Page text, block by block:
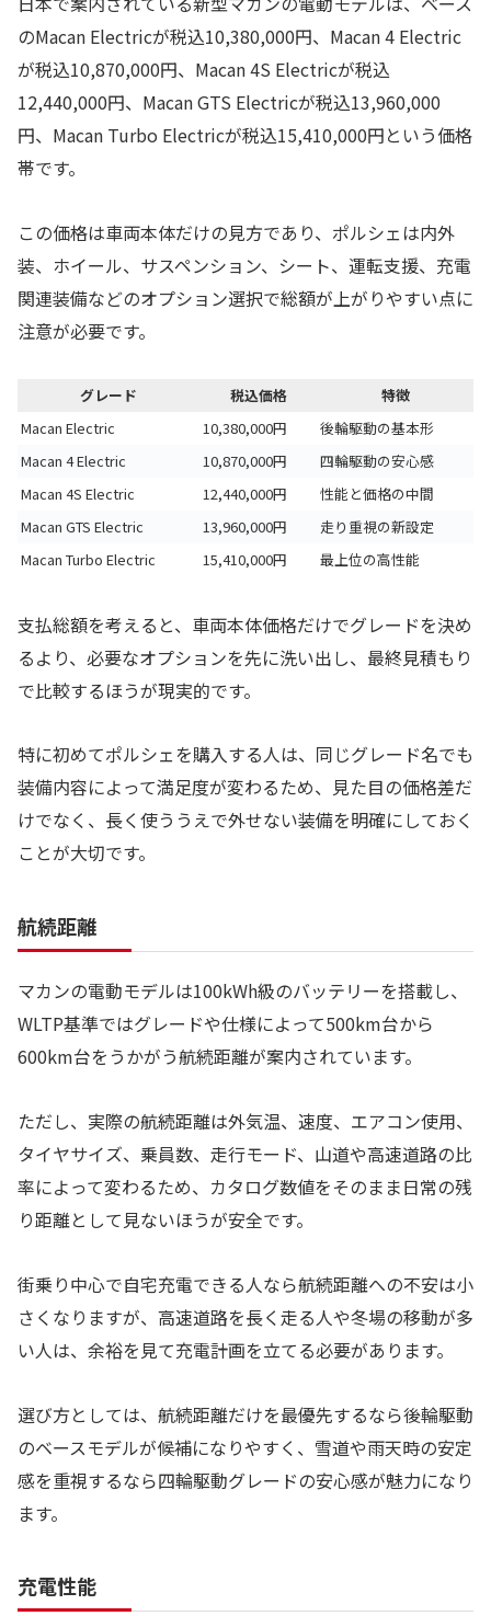
のMacan Electricが税込10,380,000円、Macan 4 Electric
が税込10,870,000円、Macan 4S Electricが税込
12,440,000円、Macan GTS Electricが税込13,960,000
円、Macan Turbo Electricが税込15,410,000円という価格
帯です。
この価格は車両本体だけの見方であり、ポルシェは内外
装、ホイール、サスペンション、シート、運転支援、充電
関連装備などのオプション選択で総額が上がりやすい点に
注意が必要です。
グレード 税込価格
特徴
Macan Electric
10,380,000円
後輪駆動の基本形
Macan 4 Electric
10,870,000円
四輪駆動の安心感
Macan 4S Electric
12,440,000円
性能と価格の中間
Macan GTS Electric
13,960,000円
走り重視の新設定
Macan Turbo Electric
15,410,000円 最上位の高性能
支払総額を考えると、車両本体価格だけでグレードを決め
るより、必要なオプションを先に洗い出し、最終見積もり
で比較するほうが現実的です。
特に初めてポルシェを購入する人は、同じグレード名でも
装備内容によって満足度が変わるため、見た目の価格差だ
けでなく、長く使ううえで外せない装備を明確にしておく
ことが大切です。
航続距離
マカンの電動モデルは100kWh級のバッテリーを搭載し、
WLTP基準ではグレードや仕様によって500km台から
600km台をうかがう航続距離が案内されています。
ただし、実際の航続距離は外気温、速度、エアコン使用、
タイヤサイズ、乗員数、走行モード、山道や高速道路の比
率によって変わるため、カタログ数値をそのまま日常の残
り距離として見ないほうが安全です。
街乗り中心で自宅充電できる人なら航続距離への不安は小
さくなりますが、高速道路を長く走る人や冬場の移動が多
い人は、余裕を見て充電計画を立てる必要があります。
選び方としては、航続距離だけを最優先するなら後輪駆動
のベースモデルが候補になりやすく、雪道や雨天時の安定
感を重視するなら四輪駆動グレードの安心感が魅力になり
ます。
充電性能